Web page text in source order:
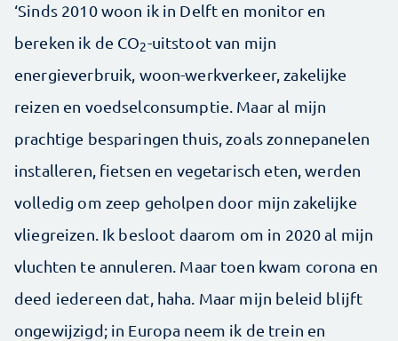
‘Sinds 2010 woon ik in Delft en monitor en
bereken ik de CO2-uitstoot van mijn
energieverbruik, woon-werkverkeer, zakelijke
reizen en voedselconsumptie. Maar al mijn
prachtige besparingen thuis, zoals zonnepanelen
installeren, fietsen en vegetarisch eten, werden
volledig om zeep geholpen door mijn zakelijke
vliegreizen. Ik besloot daarom om in 2020 al mijn
vluchten te annuleren. Maar toen kwam corona en
deed iedereen dat, haha. Maar mijn beleid blijft
ongewijzigd; in Europa neem ik de trein en